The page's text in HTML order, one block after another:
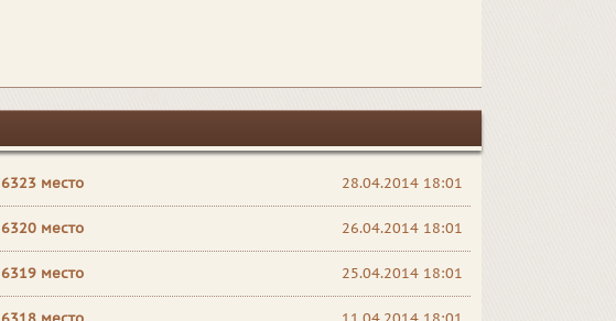
28.04.2014 18:01
6323 место
26.04.2014 18:01
6320 место
25.04.2014 18:01
6319 место